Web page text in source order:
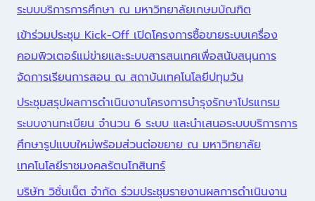
ระบบบริการการศึกษา ณ มหาวิทยาลัยเกษมบัณฑิต
เข้าร่วมประชุม Kick-Off เปิดโครงการซื้อขายระบบเครื่อง
คอมพิวเตอร์แม่ข่ายและระบบสารสนเทศเพื่อสนับสนุนการ
จัดการเรียนการสอน ณ สถาบันเทคโนโลยีปทุมวัน
ประชุมสรุปผลการดำเนินงานโครงการบำรุงรักษาโปรแกรม
ระบบงานทะเบียน จำนวน 6 ระบบ และนำเสนอระบบบริการการ
ศึกษารูปแบบใหม่พร้อมส่วนต่อขยาย ณ มหาวิทยาลัย
เทคโนโลยีราชมงคลรัตนโกสินทร์
บริษัท วิชั่นเน็ต จำกัด ร่วมประชุมรายงานผลการดำเนินงาน